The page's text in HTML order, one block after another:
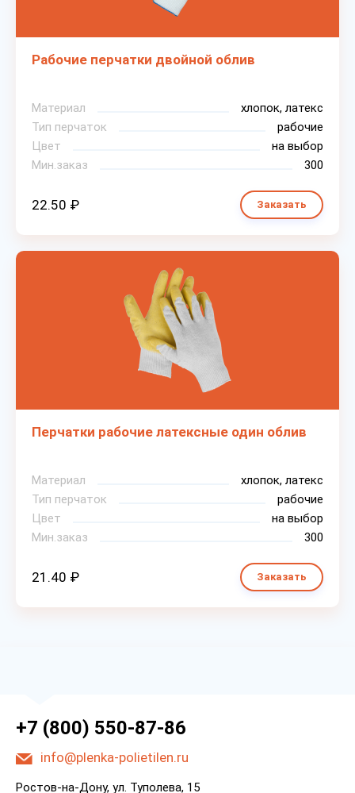
Рабочие перчатки двойной облив
Материал
хлопок, латекс
Тип перчаток
рабочие
Цвет
на выбор
Мин.заказ
300
22.50 ₽ Заказать
Перчатки рабочие латексные один облив
Материал
хлопок, латекс
Тип перчаток
рабочие
Цвет
на выбор
Мин.заказ
300
21.40 ₽ Заказать
+7 (800) 550-87-86
info@plenka-polietilen.ru
Ростов-на-Дону, ул. Туполева, 15